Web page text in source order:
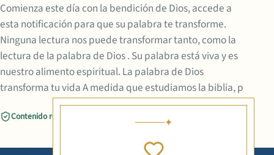
Comienza este día con la bendición de Dios, accede a
esta notificación para que su palabra te transforme.
Ninguna lectura nos puede transformar tanto, como la
lectura de la palabra de Dios . Su palabra está viva y es
nuestro alimento espiritual. La palabra de Dios
transforma tu vida A medida que estudiamos la biblia, p
Contenido revisado